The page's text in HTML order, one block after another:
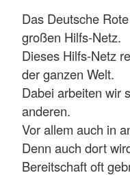
Das Deutsche
großen Hilfs-Netz.
Dieses Hilfs-Netz
der ganzen Welt.
Dabei arbeiten wir
anderen.
Vor allem auch in
Denn auch dort
Bereitschaft oft